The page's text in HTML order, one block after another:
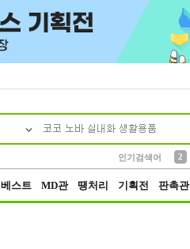
인기검색어
2
베스트 MD관 땡처리 기획전 판촉관